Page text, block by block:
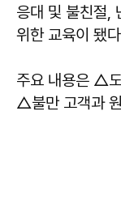
응대 및 불친절,
위한 교육이 됐
주요 내용은 △
△불만 고객과